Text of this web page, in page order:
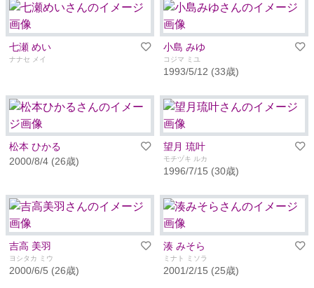
七瀬 めい
ナナセ メイ
小島 みゆ
コジマ ミユ
1993/5/12 (33歳)
松本 ひかる
2000/8/4 (26歳)
望月 琉叶
モチヅキ ルカ
1996/7/15 (30歳)
吉高 美羽
ヨシタカ ミウ
2000/6/5 (26歳)
湊 みそら
ミナト ミソラ
2001/2/15 (25歳)